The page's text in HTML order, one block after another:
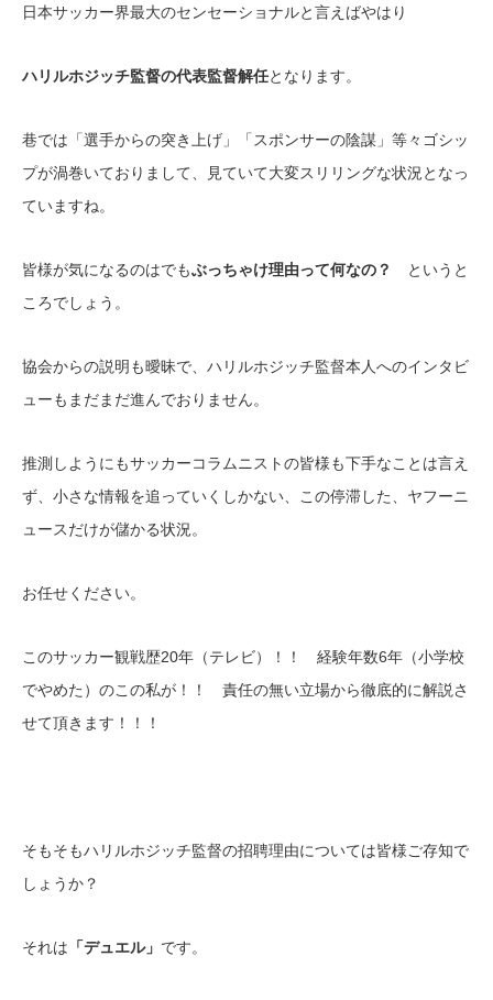
日本サッカー界最大のセンセーショナルと言えばやはり
ハリルホジッチ監督の代表監督解任となります。
巷では「選手からの突き上げ」「スポンサーの陰謀」等々ゴシッ
プが渦巻いておりまして、見ていて大変スリリングな状況となっ
ていますね。
皆様が気になるのはでもぶっちゃけ理由って何なの？
というと
ころでしょう。
協会からの説明も曖昧で、ハリルホジッチ監督本人へのインタビ
ューもまだまだ進んでおりません。
推測しようにもサッカーコラムニストの皆様も下手なことは言え
ず、小さな情報を追っていくしかない、この停滞した、ヤフーニ
ュースだけが儲かる状況。
お任せください。
このサッカー観戦歴20年（テレビ）！！ 経験年数6年（小学校
でやめた）のこの私が！！ 責任の無い立場から徹底的に解説さ
せて頂きます！！！
そもそもハリルホジッチ監督の招聘理由については皆様ご存知で
しょうか？
それは 「デュエル」 です。